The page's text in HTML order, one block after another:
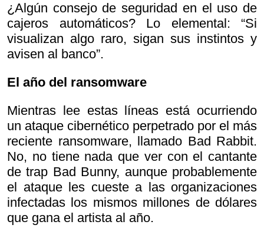
¿Algún consejo de seguridad en el uso de
cajeros automáticos? Lo elemental: “Si
visualizan algo raro, sigan sus instintos y
avisen al banco”.
El año del ransomware
Mientras lee estas líneas está ocurriendo
un ataque cibernético perpetrado por el más
reciente ransomware, llamado Bad Rabbit.
No, no tiene nada que ver con el cantante
de trap Bad Bunny, aunque probablemente
el ataque les cueste a las organizaciones
infectadas los mismos millones de dólares
que gana el artista al año.